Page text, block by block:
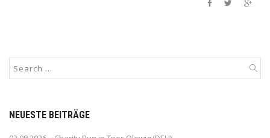
NEUESTE BEITRÄGE